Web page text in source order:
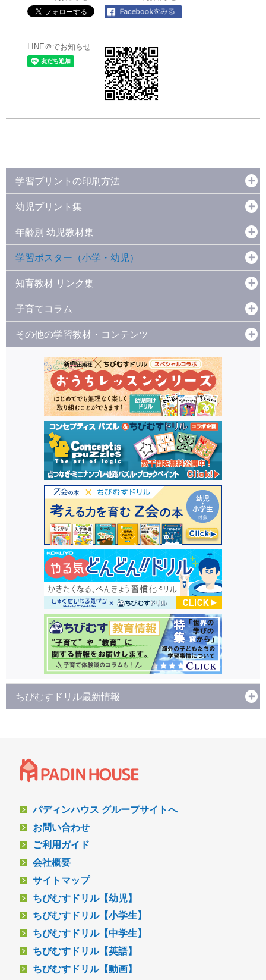
LINE＠でお知らせ
学習プリントの印刷方法
幼児プリント集
年齢別 幼児教材集
学習ポスター（小学・幼児）
知育教材 リンク集
子育てコラム
その他の学習教材・コンテンツ
ちびむすドリル最新情報
パディンハウス グループサイトへ
お問い合わせ
ご利用ガイド
会社概要
サイトマップ
ちびむすドリル【幼児】
ちびむすドリル【小学生】
ちびむすドリル【中学生】
ちびむすドリル【英語】
ちびむすドリル【動画】